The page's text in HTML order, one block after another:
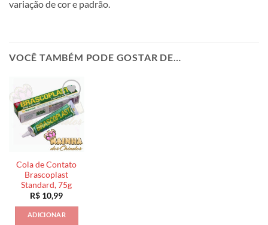
variação de cor e padrão.
VOCÊ TAMBÉM PODE GOSTAR DE…
Cola de Contato
Brascoplast
Standard, 75g
R$ 10,99
ADICIONAR